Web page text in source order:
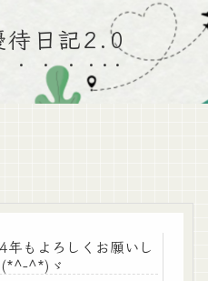
待日記2.0
年もよろしくお願いし
(*^-^*)ゞ